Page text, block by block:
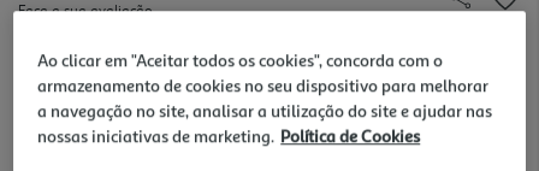
Faça a sua avaliação
44,99 €
Ao clicar em "Aceitar todos os cookies", concorda com o
armazenamento de cookies no seu dispositivo para melhorar
a navegação no site, analisar a utilização do site e ajudar nas
nossas iniciativas de marketing. Política de Cookies